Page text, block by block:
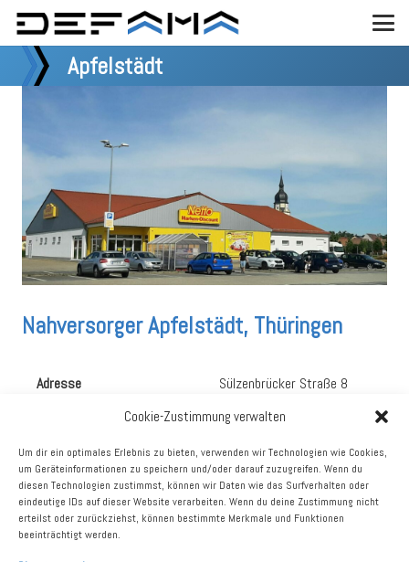
Cookie-Zustimmung verwalten
Um dir ein optimales Erlebnis zu bieten, verwenden wir Technologien wie Cookies,
um Geräteinformationen zu speichern und/oder darauf zuzugreifen. Wenn du
diesen Technologien zustimmst, können wir Daten wie das Surfverhalten oder
eindeutige IDs auf dieser Website verarbeiten. Wenn du deine Zustimmung nicht
erteilst oder zurückziehst, können bestimmte Merkmale und Funktionen
beeinträchtigt werden.
Apfelstädt
Nahversorger Apfelstädt, Thüringen
Adresse
Sülzenbrücker Straße 8
Vermietungsstand
100%
Größter Mieter
Netto Marken-Discount